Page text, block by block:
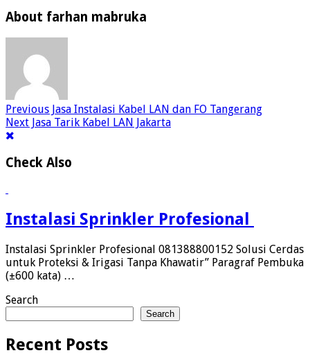
About farhan mabruka
Previous Jasa Instalasi Kabel LAN dan FO Tangerang
Next Jasa Tarik Kabel LAN Jakarta
Check Also
Instalasi Sprinkler Profesional
Instalasi Sprinkler Profesional 081388800152 Solusi Cerdas
untuk Proteksi & Irigasi Tanpa Khawatir” Paragraf Pembuka
(±600 kata) …
Search
Search
Recent Posts